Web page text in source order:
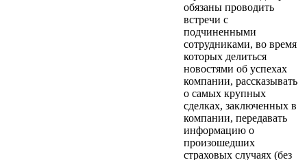
обязаны проводить
встречи с
подчиненными
сотрудниками, во время
которых делиться
новостями об успехах
компании, рассказывать
о самых крупных
сделках, заключенных в
компании, передавать
информацию о
произошедших
страховых случаях (без